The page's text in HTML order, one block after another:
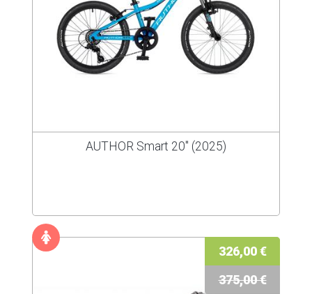
AUTHOR Smart 20" (2025)
326,00 €
375,00 €